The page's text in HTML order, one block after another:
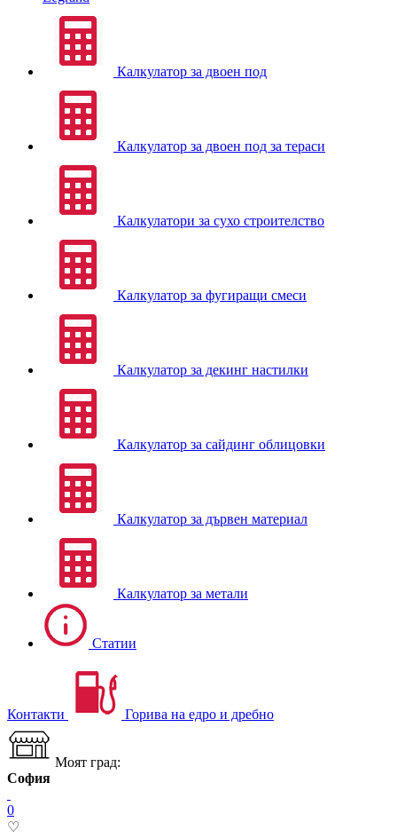
Калкулатор за двоен под
Калкулатор за двоен под за тераси
Калкулатори за сухо строителство
Калкулатор за фугиращи смеси
Калкулатор за декинг настилки
Калкулатор за сайдинг облицовки
Калкулатор за дървен материал
Калкулатор за метали
Статии
Контакти Горива на едро и дребно
Моят град:
София
0
♡